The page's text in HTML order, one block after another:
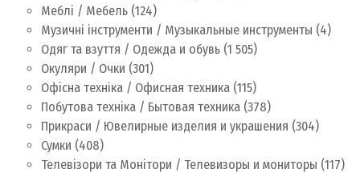
Меблі / Мебель (124)
Музичні інструменти / Музыкальные инструменты (4)
Одяг та взуття / Одежда и обувь (1 505)
Окуляри / Очки (301)
Офісна техніка / Офисная техника (115)
Побутова техніка / Бытовая техника (378)
Прикраси / Ювелирные изделия и украшения (304)
Сумки (408)
Телевізори та Монітори / Телевизоры и мониторы (117)